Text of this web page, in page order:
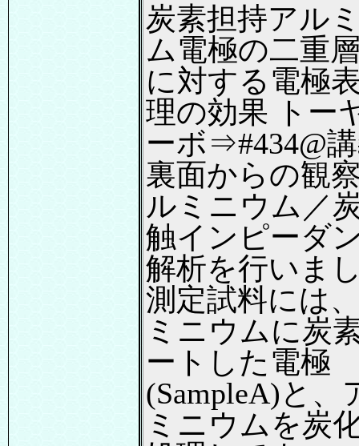
炭素担持アル
ム電極の二重
に対する電極
理の効果 トー
ーボ⇒#434@
裏面からの観
ルミニウム／
触インピーダ
解析を行いま
測定試料には
ミニウムに炭
ートした電極
(SampleA)と、
ミニウムを炭